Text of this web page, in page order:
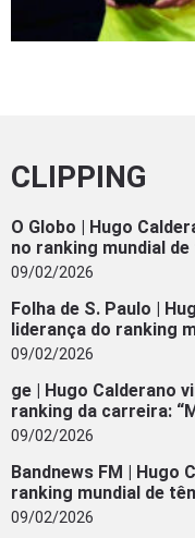
CLIPPING
O Globo | Hugo
no ranking mundial
09/02/2026
Folha de S. Paulo |
liderança do ranking
09/02/2026
ge | Hugo Calderano
ranking da carreira:
09/02/2026
Bandnews FM | Hugo
ranking mundial de
09/02/2026